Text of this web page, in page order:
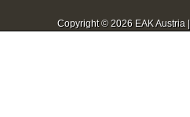
Copyright © 2026 EAK Austria